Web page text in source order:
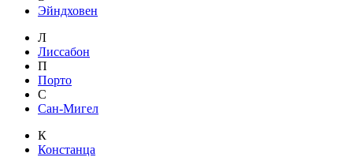
Эйндховен
Л
Лиссабон
П
Порто
С
Сан-Мигел
К
Констанца